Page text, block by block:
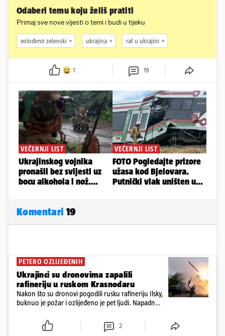
Odaberi temu koju želiš pratiti
Primaj sve nove vijesti o temi i budi u tijeku
volodimir zelenski ukrajina rat u ukrajini
1 19
Komentari 19
PETERO OZLIJEĐENIH
Ukrajinci su dronovima zapalili
rafineriju u ruskom Krasnodaru
Nakon što su dronovi pogodili rusku rafineriju Ilsky,
buknuo je požar i ozlijeđeno je pet ljudi. Napadnut
srušila 397 dronova
2